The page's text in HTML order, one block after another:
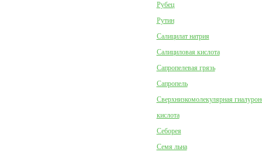
Рубец
Рутин
Салицилат натрия
Салициловая кислота
Сапропелевая грязь
Сапропель
Сверхнизкомолекулярная
кислота
Себорея
Семя льна